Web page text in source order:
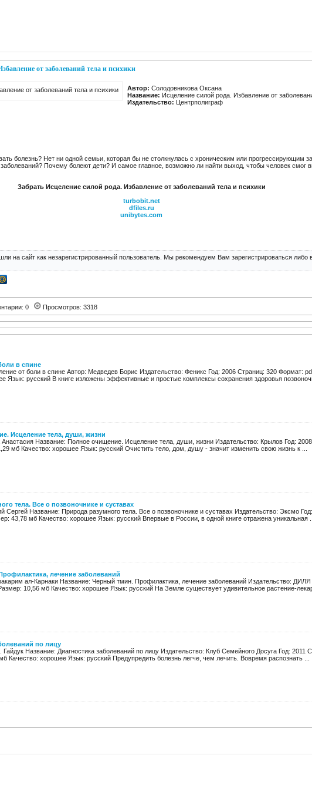
от заболеваний тела и психики
Автор: Солодовникова Оксана
Название: Исцеление силой рода. Избавление от
Издательство: Центрполиграф
болезнь? Нет ни одной семьи, которая бы не столкнулась с хроническим или прогрессирующим
Почему болеют дети? И самое главное, возможно ли найти выход, чтобы человек смог
Забрать Исцеление силой рода. Избавление от заболеваний тела и психики
turbobit.net
dfiles.ru
unibytes.com
на сайт как незарегистрированный пользователь. Мы рекомендуем Вам зарегистрироваться либо
0 Просмотров: 3318
в спине
от боли в спине Автор: Медведев Борис Издательство: Феникс Год: 2006 Страниц: 320 Формат:
Язык: русский В книге изложены эффективные и простые комплексы сохранения здоровья
Исцеление тела, души, жизни
Название: Полное очищение. Исцеление тела, души, жизни Издательство: Крылов Год:
мб Качество: хорошее Язык: русский Очистить тело, дом, душу - значит изменить свою жизнь к ...
тела. Все о позвоночнике и суставах
Сергей Название: Природа разумного тела. Все о позвоночнике и суставах Издательство: Эксмо
43,78 мб Качество: хорошее Язык: русский Впервые в России, в одной книге отражена уникальная ...
лечение заболеваний
ал-Карнаки Название: Черный тмин. Профилактика, лечение заболеваний Издательство: ДИЛЯ
10,56 мб Качество: хорошее Язык: русский На Земле существует удивительное растение-
по лицу
Гайдук Название: Диагностика заболеваний по лицу Издательство: Клуб Семейного Досуга Год: 2011
Качество: хорошее Язык: русский Предупредить болезнь легче, чем лечить. Вовремя распознать ...